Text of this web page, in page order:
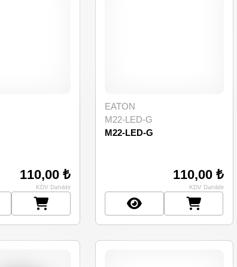
110,00 ₺
KDV Dahildir
EATON
M22-LED-G
M22-LED-G
110,00 ₺
KDV Dahildir